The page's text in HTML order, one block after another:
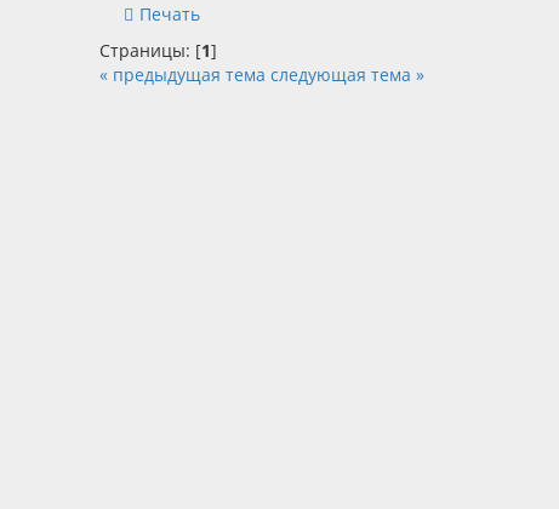
Печать
Страницы: [1]
« предыдущая тема следующая тема »